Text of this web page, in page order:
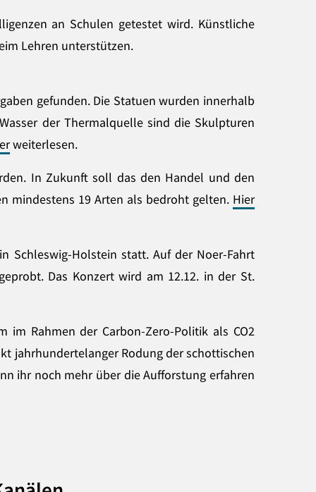
an Schulen getestet wird. Künstliche
Lehren unterstützen.
gefunden. Die Statuen wurden innerhalb
der Thermalquelle sind die Skulpturen
weiterlesen.
In Zukunft soll das den Handel und den
mindestens 19 Arten als bedroht gelten. Hier
Schleswig-Holstein statt. Auf der Noer-Fahrt
Das Konzert wird am 12.12. in der St.
Rahmen der Carbon-Zero-Politik als CO2
jahrhundertelanger Rodung der schottischen
ihr noch mehr über die Aufforstung erfahren